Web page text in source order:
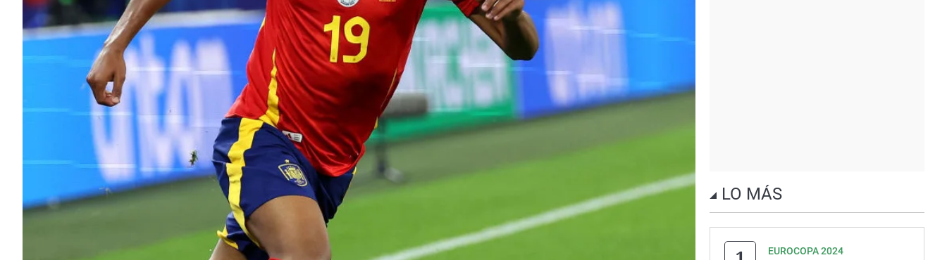
LO MÁS
EUROCOPA 2024